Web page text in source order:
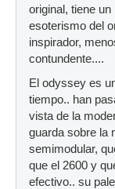
original, tiene
esoterismo del
inspirador,
contundente....
El odyssey es
tiempo.. han
vista de la
guarda sobre la
semimodular,
que el 2600 y
efectivo.. su